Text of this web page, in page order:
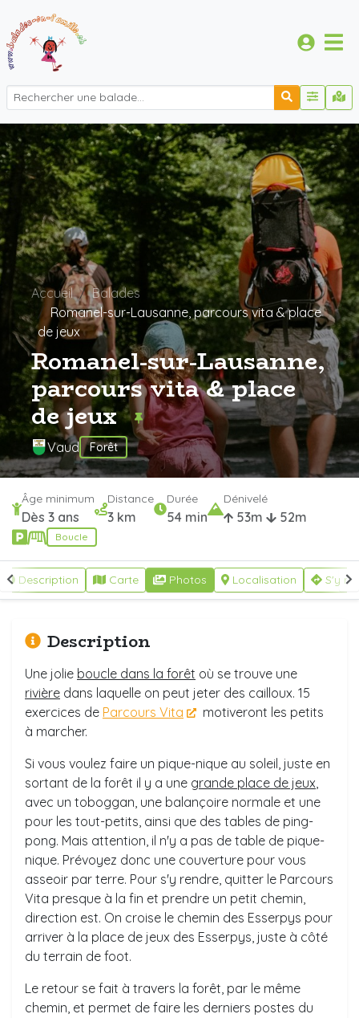
Accueil
Balades
Romanel-sur-Lausanne, parcours vita & place
de jeux
Romanel-sur-Lausanne,
parcours vita & place
de jeux
Vaud Forêt
Âge minimum
Dès 3 ans
Distance
3 km
Durée
54 min
Dénivelé
53m 52m
Boucle
Description Carte Photos Localisation S'y
Description
Une jolie boucle dans la forêt où se trouve une
rivière dans laquelle on peut jeter des cailloux. 15
exercices de Parcours Vita
motiveront les petits
à marcher.
Si vous voulez faire un pique-nique au soleil, juste en
sortant de la forêt il y a une grande place de jeux
avec un toboggan, une balançoire normale et une
pour les tout-petits, ainsi que des tables de ping-
pong. Mais attention, il n'y a pas de table de pique-
nique. Prévoyez donc une couverture pour vous
asseoir par terre. Pour s'y rendre, quitter le Parcours
Vita presque à la fin et prendre un petit chemin,
direction est. On croise le chemin des Esserpys pour
arriver à la place de jeux des Esserpys, juste à côté
du terrain de foot.
Le retour se fait à travers la forêt, par le même
chemin, et permet de faire les derniers postes du